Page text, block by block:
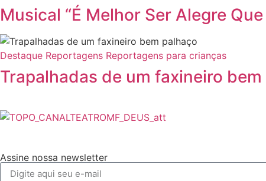
Musical “É Melhor Ser Alegre
Destaque Reportagens Reportagens para crianças
Trapalhadas de um faxineiro
Assine nossa newsletter